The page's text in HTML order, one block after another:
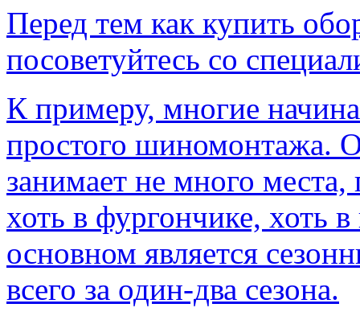
Перед тем как купить
посоветуйтесь со
К примеру, многие
простого шиномонтажа.
занимает не много
хоть в фургончике, хоть
основном является
всего за один-два сезона.